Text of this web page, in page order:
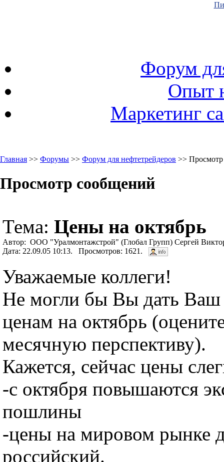
Форум
Опыт
Маркетинг
Главная >> Форумы >> Форум для нефтетрейдеров >>
Просмотр сообщений
Тема: Цены на октябрь
Автор: ООО "Уралмонтажстрой" (Глобал Групп) Сергей
Дата: 22.09.05 10:13. Просмотров: 1621.
Уважаемые коллеги!
Не могли бы Вы дать Ваш
ценам на октябрь
месячную перспективу).
Кажется, сейчас цены
-с октября повышаются
пошлины
-цены на мировом рынке
российский.